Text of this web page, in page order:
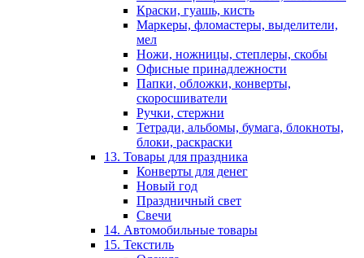
Краски, гуашь, кисть
Маркеры, фломастеры, выделители,
мел
Ножи, ножницы, степлеры, скобы
Офисные принадлежности
Папки, обложки, конверты,
скоросшиватели
Ручки, стержни
Тетради, альбомы, бумага, блокноты,
блоки, раскраски
13. Товары для праздника
Конверты для денег
Новый год
Праздничный свет
Свечи
14. Автомобильные товары
15. Текстиль